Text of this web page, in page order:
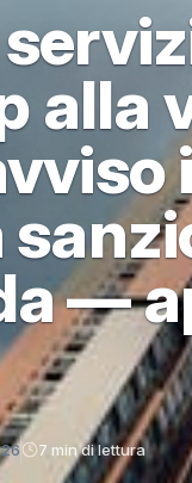
alla
—
7 min di lettura